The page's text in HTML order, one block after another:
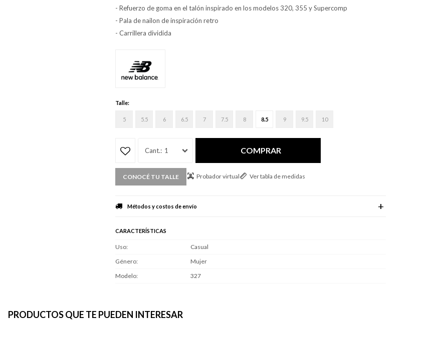
- Refuerzo de goma en el talón inspirado en los modelos 320, 355 y Supercomp
- Pala de nailon de inspiración retro
- Carrillera dividida
Talle:
5 5.5 6 6.5 7 7.5 8 8.5 9 9.5 10
1 COMPRAR
CONOCÉ TU TALLE Probador virtual Ver tabla de medidas
Métodos y costos de envío
CARACTERÍSTICAS
Uso
Casual
Género
Mujer
Modelo
327
PRODUCTOS QUE TE PUEDEN INTERESAR